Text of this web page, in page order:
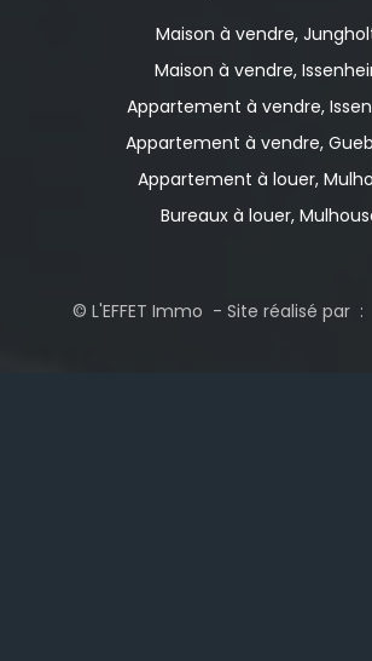
Maison à vendre,
Maison à vendre,
Appartement à vendre,
Appartement à vendre,
Appartement à louer,
Bureaux à louer,
© L'EFFET Immo - Site réalisé par :